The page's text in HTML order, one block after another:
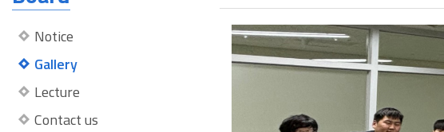
Notice
Gallery
Lecture
Contact us